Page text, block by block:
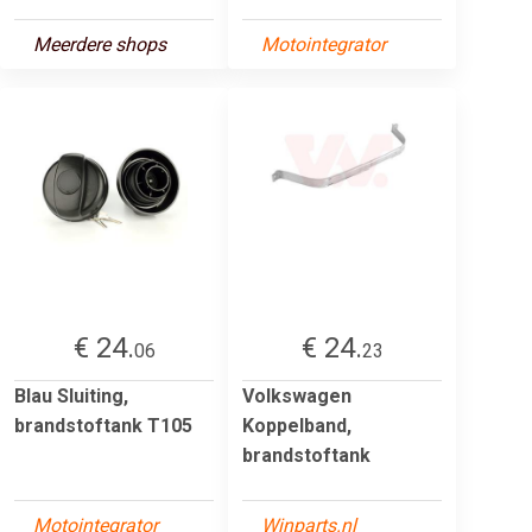
Meerdere shops Motointegrator
€ 24.06
Blau Sluiting,
brandstoftank T105
Motointegrator
€ 24.23
Volkswagen
Koppelband,
brandstoftank
Winparts.nl